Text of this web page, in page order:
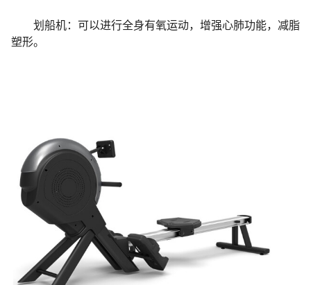
划船机：可以进行全身有氧运动，增强心肺功能，减脂
塑形。